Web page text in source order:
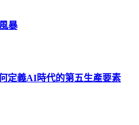
暴
定義AI時代的第五生產要素